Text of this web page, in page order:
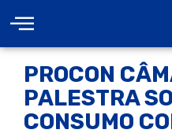
PROCON
PALESTRA
CONSUMO